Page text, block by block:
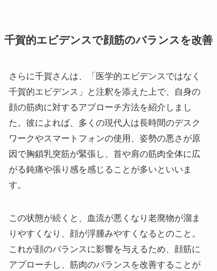
千賀的エビデンスで顔筋のバランスを改善
さらに千賀さんは、「医学的エビデンスではなく
千賀的エビデンス」と注釈を添えた上で、自身の
顔の筋肉に対するアプローチ方法を紹介しまし
た。彼によれば、多くの現代人は長時間のデスク
ワークやスマートフォンの使用、姿勢の悪さが原
因で胸鎖乳突筋が緊張し、首や肩の筋肉全体に広
がる鈍痛や張り感を感じることが多いといいま
す。
この状態が続くと、血流が悪くなり老廃物が溜ま
りやすくなり、顔が浮腫みやすくなるとのこと。
これが顔のバランスに影響を与えるため、顔筋に
アプローチし、筋肉のバランスを改善することが